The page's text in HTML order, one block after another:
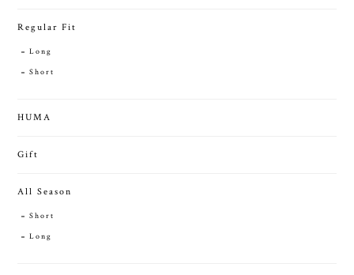
Regular Fit
Long
Short
HUMA
Gift
All Season
Short
Long